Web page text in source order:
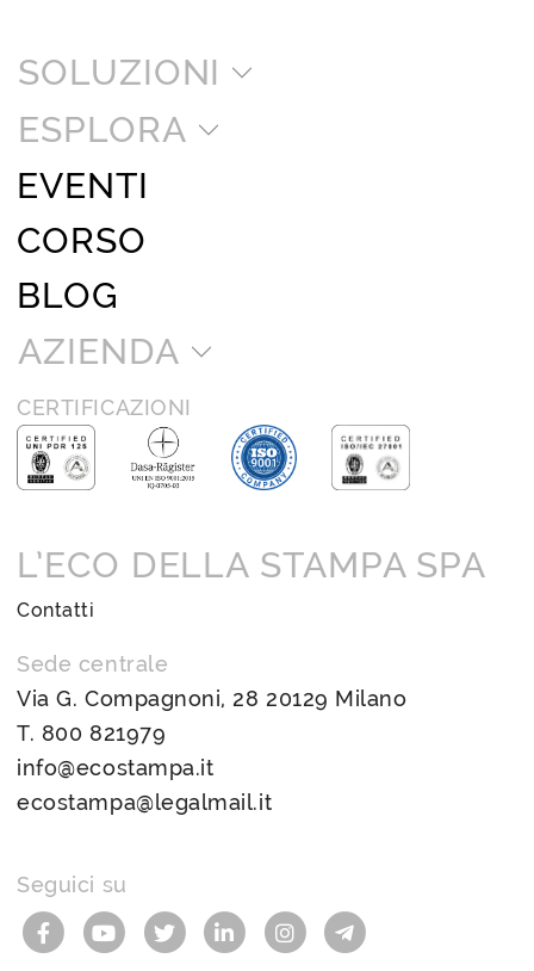
SOLUZIONI
ESPLORA
EVENTI
CORSO
BLOG
AZIENDA
CERTIFICAZIONI
L’ECO DELLA STAMPA SPA
Contatti
Sede centrale
Via G. Compagnoni, 28 20129 Milano
T. 800 821979
info@ecostampa.it
ecostampa@legalmail.it
Seguici su